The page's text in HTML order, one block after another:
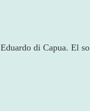
Eduardo di Capua. El